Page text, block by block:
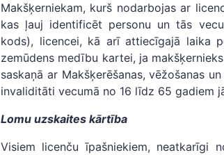
Makšķerniekam, kurš nodarbojas ar
kas ļauj identificēt personu un tās
kods), licencei, kā arī attiecīgajā laika
zemūdens medību kartei, ja
saskaņā ar Makšķerēšanas, vēžošanas
invaliditāti vecumā no 16 līdz 65 gadiem
Lomu uzskaites kārtība
Visiem licenču īpašniekiem, neatkarīgi